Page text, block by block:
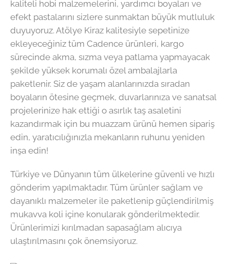
kaliteli hobi malzemelerini, yardımcı boyaları ve
efekt pastalarını sizlere sunmaktan büyük mutluluk
duyuyoruz. Atölye Kiraz kalitesiyle sepetinize
ekleyeceğiniz tüm Cadence ürünleri, kargo
sürecinde akma, sızma veya patlama yapmayacak
şekilde yüksek korumalı özel ambalajlarla
paketlenir. Siz de yaşam alanlarınızda sıradan
boyaların ötesine geçmek, duvarlarınıza ve sanatsal
projelerinize hak ettiği o asırlık taş asaletini
kazandırmak için bu muazzam ürünü hemen sipariş
edin, yaratıcılığınızla mekanların ruhunu yeniden
inşa edin!
Türkiye ve Dünyanın tüm ülkelerine güvenli ve hızlı
gönderim yapılmaktadır. Tüm ürünler sağlam ve
dayanıklı malzemeler ile paketlenip güçlendirilmiş
mukavva koli içine konularak gönderilmektedir.
Ürünlerimizi kırılmadan sapasağlam alıcıya
ulaştırılmasını çok önemsiyoruz.